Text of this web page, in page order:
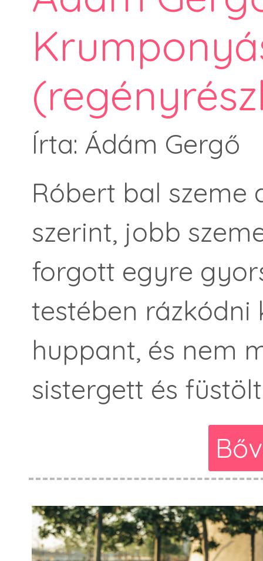
Írta: Ádám Gergő
Róbert bal
szerint, jobb
forgott egyre
testében rázkódni
huppant, és nem
sistergett és